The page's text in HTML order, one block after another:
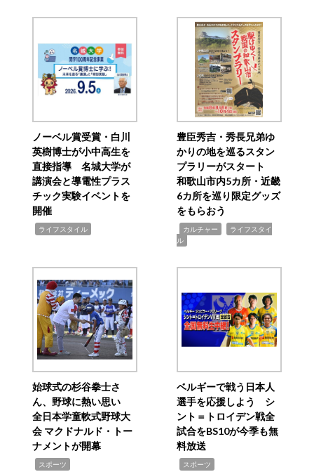
ノーベル賞受賞・白川
英樹博士が小中高生を
直接指導 名城大学が
講演会と導電性プラス
チック実験イベントを
開催
ライフスタイル
豊臣秀吉・秀長兄弟ゆ
かりの地を巡るスタン
プラリーがスタート
和歌山市内5カ所・近畿
6カ所を巡り限定グッズ
をもらおう
カルチャー
ライフスタイ
ル
始球式の杉谷拳士さ
ん、野球に熱い思い
全日本学童軟式野球大
会 マクドナルド・トー
ナメントが開幕
スポーツ
ベルギーで戦う日本人
選手を応援しよう シ
ント＝トロイデン戦全
試合をBS10が今季も無
料放送
スポーツ